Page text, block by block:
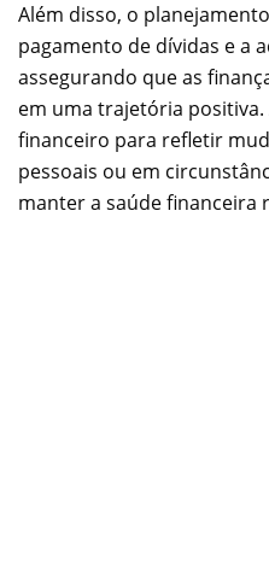
Além disso, o
pagamento de dívidas e a
assegurando que as
em uma trajetória
financeiro para refletir
pessoais ou em
manter a saúde financeira